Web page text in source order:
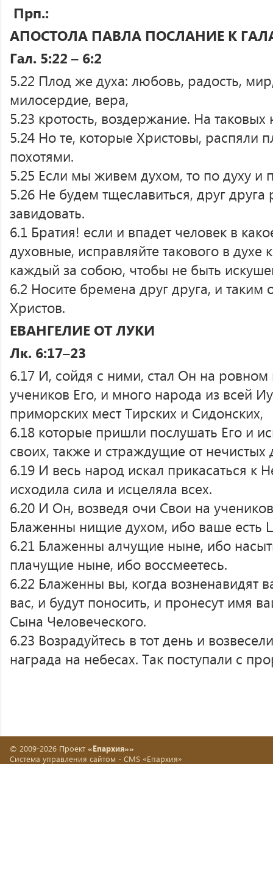
Прп.:
АПОСТОЛА ПАВЛА ПОСЛАНИЕ К
Гал. 5:22 – 6:2
5.22 Плод же духа: любовь, радость,
милосердие, вера,
5.23 кротость, воздержание. На таковых
5.24 Но те, которые Христовы, распяли
похотями.
5.25 Если мы живем духом, то по духу и
5.26 Не будем тщеславиться, друг друга
завидовать.
6.1 Братия! если и впадет человек в
духовные, исправляйте такового в духе
каждый за собою, чтобы не быть
6.2 Носите бремена друг друга, и таким
Христов.
ЕВАНГЕЛИЕ ОТ ЛУКИ
Лк. 6:17–23
6.17 И, сойдя с ними, стал Он на
учеников Его, и много народа из всей
приморских мест Тирских и Сидонских,
6.18 которые пришли послушать Его и
своих, также и страждущие от нечистых
6.19 И весь народ искал прикасаться к
исходила сила и исцеляла всех.
6.20 И Он, возведя очи Свои на
Блаженны нищие духом, ибо ваше есть
6.21 Блаженны алчущие ныне, ибо
плачущие ныне, ибо воссмеетесь.
6.22 Блаженны вы, когда возненавидят
вас, и будут поносить, и пронесут имя
Сына Человеческого.
6.23 Возрадуйтесь в тот день и
награда на небесах. Так поступали с
© 2009-2026 Проект «Епархия»»
Система управления сайтом - CMS «Епархия»